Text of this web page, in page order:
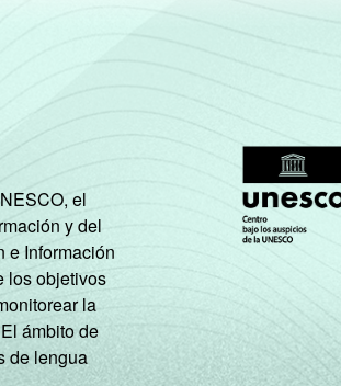
el
y del
e Información
los objetivos
la
ámbito de
de lengua